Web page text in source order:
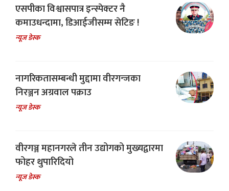
एसपीका विश्वासपात्र इन्स्पेक्टर नै
कमाउधन्दामा, डिआईजीसम्म सेटिङ !
न्यूज डेस्क
नागरिकतासम्बन्धी मुद्दामा वीरगन्जका
निरञ्जन अग्रवाल पक्राउ
न्यूज डेस्क
वीरगञ्ज महानगरले तीन उद्योगको मुख्यद्वारमा
फोहर थुपारिदियो
न्यूज डेस्क